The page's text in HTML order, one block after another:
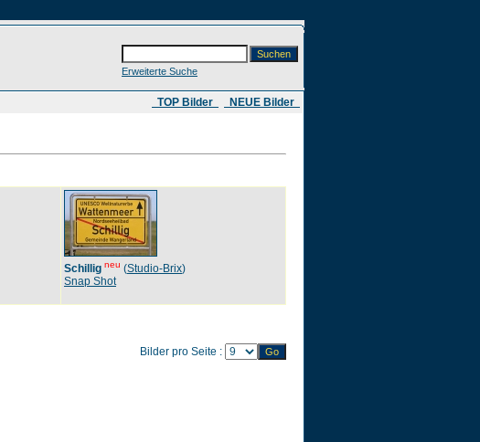
Erweiterte Suche
​ TOP Bilder NEUE Bilder
Schillig neu (Studio-Brix)
Snap Shot
Bilder pro Seite :